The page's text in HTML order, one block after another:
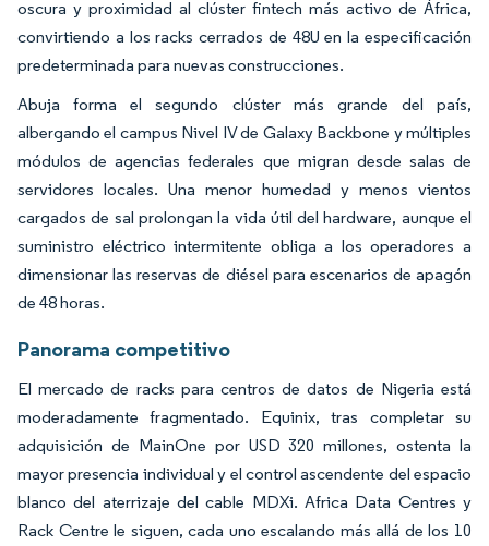
oscura y proximidad al clúster fintech más activo de África,
convirtiendo a los racks cerrados de 48U en la especificación
predeterminada para nuevas construcciones.
Abuja forma el segundo clúster más grande del país,
albergando el campus Nivel IV de Galaxy Backbone y múltiples
módulos de agencias federales que migran desde salas de
servidores locales. Una menor humedad y menos vientos
cargados de sal prolongan la vida útil del hardware, aunque el
suministro eléctrico intermitente obliga a los operadores a
dimensionar las reservas de diésel para escenarios de apagón
de 48 horas.
Panorama competitivo
El mercado de racks para centros de datos de Nigeria está
moderadamente fragmentado. Equinix, tras completar su
adquisición de MainOne por USD 320 millones, ostenta la
mayor presencia individual y el control ascendente del espacio
blanco del aterrizaje del cable MDXi. Africa Data Centres y
Rack Centre le siguen, cada uno escalando más allá de los 10